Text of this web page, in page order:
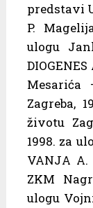
predstavi
P.
ulogu
Mesarića
Zagreba,
životu
1998. za
VANJA A.
ZKM
ulogu